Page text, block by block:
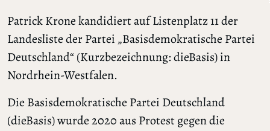
Patrick Krone kandidiert auf Listenplatz 11 der
Landesliste der Partei „Basisdemokratische Partei
Deutschland“ (Kurzbezeichnung: dieBasis) in
Nordrhein-Westfalen.
Die Basisdemokratische Partei Deutschland
(dieBasis) wurde 2020 aus Protest gegen die